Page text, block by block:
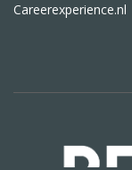
Careerexperience.nl